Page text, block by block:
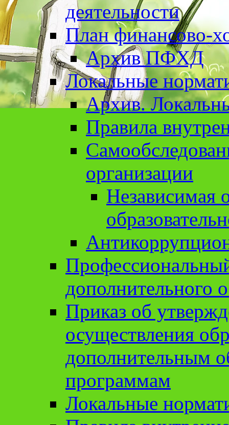
деятельности
План финансово-
Архив ПФХД
Локальные
Архив.
Правила
организации
Независимая
дополнительного
Приказ об
осуществления
дополнительным
программам
Локальные